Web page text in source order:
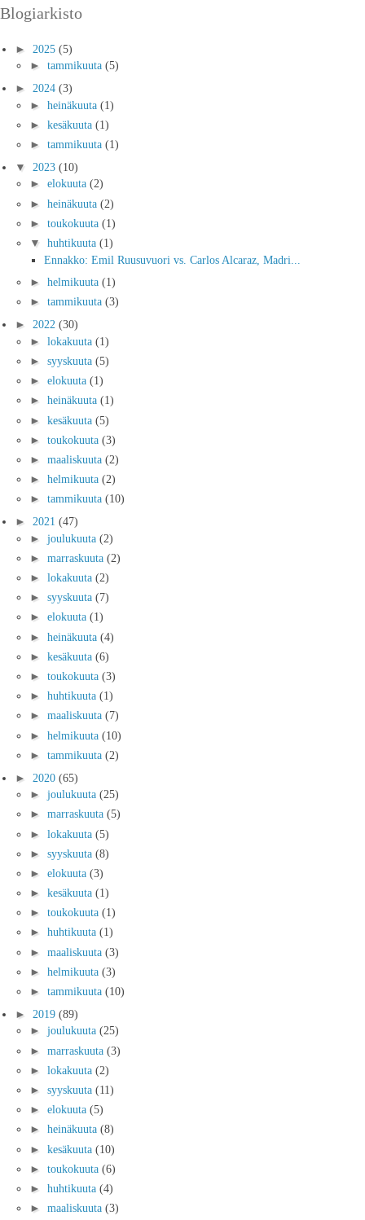
Blogiarkisto
► 2025 (5)
► tammikuuta (5)
► 2024 (3)
► heinäkuuta (1)
► kesäkuuta (1)
► tammikuuta (1)
▼ 2023 (10)
► elokuuta (2)
► heinäkuuta (2)
► toukokuuta (1)
▼ huhtikuuta (1)
Ennakko: Emil Ruusuvuori vs. Carlos Alcaraz, Madri...
► helmikuuta (1)
► tammikuuta (3)
► 2022 (30)
► lokakuuta (1)
► syyskuuta (5)
► elokuuta (1)
► heinäkuuta (1)
► kesäkuuta (5)
► toukokuuta (3)
► maaliskuuta (2)
► helmikuuta (2)
► tammikuuta (10)
► 2021 (47)
► joulukuuta (2)
► marraskuuta (2)
► lokakuuta (2)
► syyskuuta (7)
► elokuuta (1)
► heinäkuuta (4)
► kesäkuuta (6)
► toukokuuta (3)
► huhtikuuta (1)
► maaliskuuta (7)
► helmikuuta (10)
► tammikuuta (2)
► 2020 (65)
► joulukuuta (25)
► marraskuuta (5)
► lokakuuta (5)
► syyskuuta (8)
► elokuuta (3)
► kesäkuuta (1)
► toukokuuta (1)
► huhtikuuta (1)
► maaliskuuta (3)
► helmikuuta (3)
► tammikuuta (10)
► 2019 (89)
► joulukuuta (25)
► marraskuuta (3)
► lokakuuta (2)
► syyskuuta (11)
► elokuuta (5)
► heinäkuuta (8)
► kesäkuuta (10)
► toukokuuta (6)
► huhtikuuta (4)
► maaliskuuta (3)